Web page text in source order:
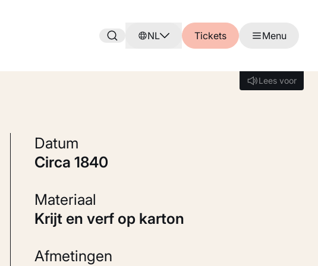
NL Tickets Menu
Lees voor
Lees voor
Datum
circa 1840
Materiaal
Krijt en verf op karton
Afmetingen